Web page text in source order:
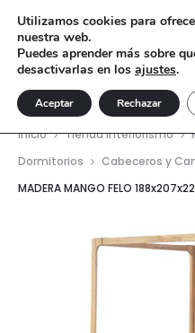
Inicio Tienda interiorismo
Dormitorios
Cabeceros y
MADERA MANGO FELO
Utilizamos cookies para
nuestra web.
Puedes aprender más sobre
desactivarlas en los ajustes.
Aceptar Rechazar